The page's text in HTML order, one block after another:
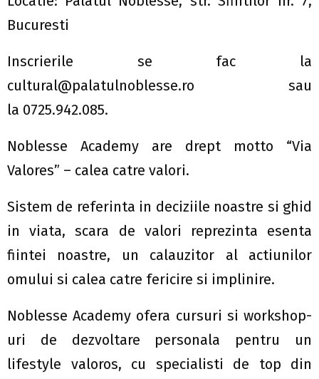
Bucuresti
Inscrierile se fac la
cultural@palatulnoblesse.ro sau
la 0725.942.085.
Noblesse Academy are drept motto “Via
Valores” – calea catre valori.
Sistem de referinta in deciziile noastre si ghid
in viata, scara de valori reprezinta esenta
fiintei noastre, un calauzitor al actiunilor
omului si calea catre fericire si implinire.
Noblesse Academy ofera cursuri si workshop-
uri de dezvoltare personala pentru un
lifestyle valoros, cu specialisti de top din